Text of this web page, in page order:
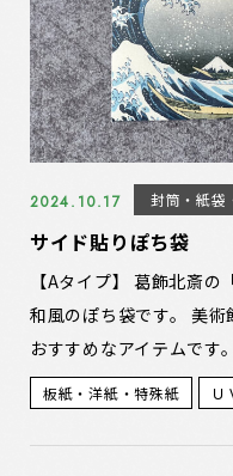
2024.10.17 封筒・紙袋
サイド貼りぽち袋
【Aタイプ】 葛飾北斎
和風のぽち袋です。 美
おすすめなアイテムです
板紙・洋紙・特殊紙 Ｕ